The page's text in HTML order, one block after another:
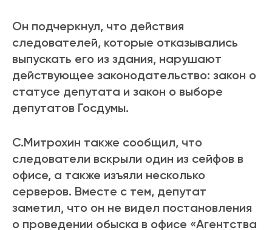
Он подчеркнул, что действия
следователей, которые отказывались
выпускать его из здания, нарушают
действующее законодательство: закон о
статусе депутата и закон о выборе
депутатов Госдумы.
С.Митрохин также сообщил, что
следователи вскрыли один из сейфов в
офисе, а также изъяли несколько
серверов. Вместе с тем, депутат
заметил, что он не видел постановления
о проведении обыска в офисе «Агентства